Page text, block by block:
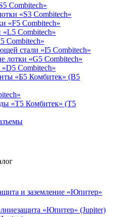
Combitech»
«S3 Combitech»
«F5 Combitech»
Combitech»
Combitech»
стали «I5 Combitech»
лотки «G5 Combitech»
Combitech»
«Б5 Комбитек» (B5
«Т5 Комбитек» (T5
и заземление «Юпитер»
«Юпитер» (Jupiter)